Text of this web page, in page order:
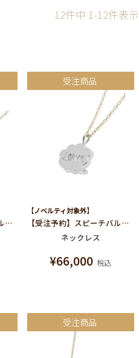
12件中 1-12件表示
【受注予約】スピーチバルーン[yum!] ネックレス
受注商品
【ノベルティ対象外】
【受注予約】スピーチバルーン[LOVE] ネックレス
ネックレス
¥66,000 税込
受注商品